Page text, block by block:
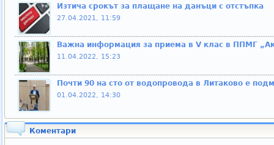
Изтича срокът за плащане на данъци с отстъпка
27.04.2021, 11:59
Важна информация за приема в V клас в ППМГ
11.04.2022, 15:23
Почти 90 на сто от водопровода в Литаково е
01.04.2022, 14:30
Коментари